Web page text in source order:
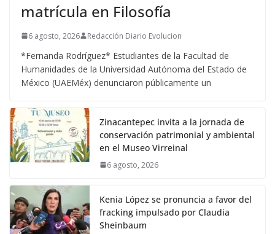
matrícula en Filosofía
6 agosto, 2026 Redacción Diario Evolucion
*Fernanda Rodríguez* Estudiantes de la Facultad de
Humanidades de la Universidad Autónoma del Estado de
México (UAEMéx) denunciaron públicamente un
Zinacantepec invita a la jornada de
conservación patrimonial y ambiental
en el Museo Virreinal
6 agosto, 2026
Kenia López se pronuncia a favor del
fracking impulsado por Claudia
Sheinbaum